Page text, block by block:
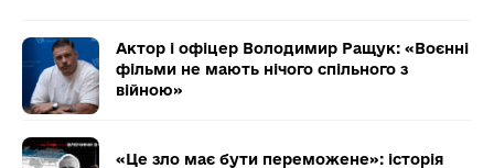
Актор і офіцер Володимир Ращук: «Воєнні
фільми не мають нічого спільного з
війною»
«Це зло має бути переможене»: історія